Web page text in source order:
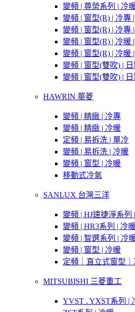
變頻 | 尊榮系列 | 冷
變頻 | 窗型(R) | 冷專
變頻 | 窗型(R) | 冷專
變頻 | 窗型(R) | 冷暖
變頻 | 窗型(R) | 冷暖
變頻 | 窗型(雙吹) |
變頻 | 窗型(雙吹) |
HAWRIN 華菱
變頻 | 精緻 | 冷專
變頻 | 精緻 | 冷暖
定頻 | 易拆洗 | 單冷
變頻 | 易拆洗 | 冷暖
變頻 | 窗型 | 冷暖
移動式冷氣
SANLUX 台灣三洋
變頻 | HJ速捷淨系列
變頻 | HR3系列 | 冷
變頻 | 智選系列 | 冷
變頻 | 窗型 | 冷暖
定頻｜直立式窗型
MITSUBISHI 三菱重工
YVST . YXST系列 |